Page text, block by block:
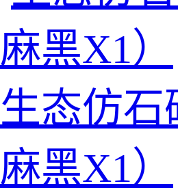
生态仿石
麻黑X1）